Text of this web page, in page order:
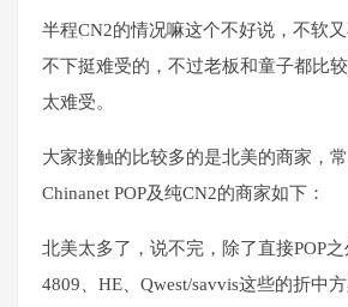
半程CN2的情况嘛这个不好说，不软
不下挺难受的，不过老板和童子都比
太难受。
大家接触的比较多的是北美的商家，
Chinanet POP及纯CN2的商家如下：
北美太多了，说不完，除了直接POP
4809、HE、Qwest/savvis这些的折中